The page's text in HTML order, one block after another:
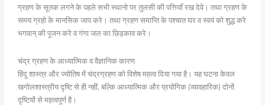
ग्रहण के सूतक लगने के पहले सभी स्थानो पर तुलसी की पत्तियाँ रख देवे। तथा ग्रहण के
समय ग्रहो के मानसिक जाप करे। तथा ग्रहण समाप्ति के पश्चात घर व स्वयं को शुद्ध करे
भगवान् की पूजन करे व गंगा जल का छिड़काव करे।
चंद्र ग्रहण के आध्यात्मिक व वैज्ञानिक कारण
हिंदू शास्त्र और ज्योतिष में चंद्रग्रहण को विशेष महत्व दिया गया है। यह घटना केवल
खगोलशास्त्रीय दृष्टि से ही नहीं, बल्कि आध्यात्मिक और प्रयोगिक (व्यावहारिक) दोनों
दृष्टियों से महत्वपूर्ण है।